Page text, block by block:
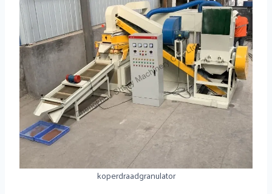
koperdraadgranulator